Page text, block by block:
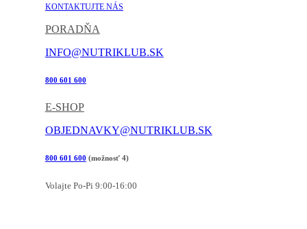
KONTAKTUJTE NÁS
PORADŇA
INFO@NUTRIKLUB.SK
800 601 600
E-SHOP
OBJEDNAVKY@NUTRIKLUB.SK
800 601 600 (možnosť 4)
Volajte Po-Pi 9:00-16:00